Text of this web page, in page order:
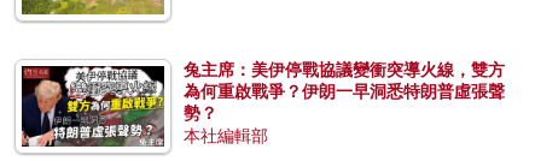
兔主席：美伊停戰協議變衝突導火線，雙方
為何重啟戰爭？伊朗一早洞悉特朗普虛張聲
勢？
本社編輯部